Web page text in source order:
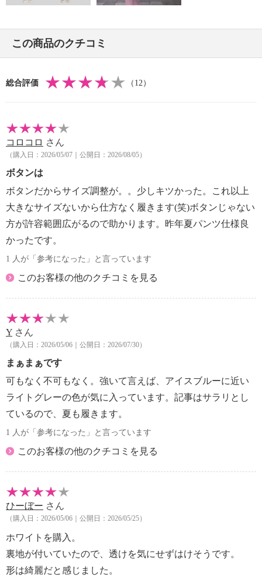
この商品のクチコミ
総合評価 （12）
コロコロ さん
（購入日：2026/05/07｜公開日：2026/08/05）
ボタンは
ボタンだからサイズ調整が。。少しキツかった。これ以上
大きなサイズないから仕方なく履きます(笑)ボタンじゃない
方が許容範囲広がるので助かります。昨年夏パンツ仕様良
かったです。
1 人が「参考になった」と言っています
このお客様の他のクチコミを見る
Y さん
（購入日：2026/05/06｜公開日：2026/07/30）
まぁまぁです
可もなく不可もなく。強いて言えば、アイスブルーに近い
ライトグレーの色が気に入っています。記事はサラリとし
ているので、夏も履きます。
1 人が「参考になった」と言っています
このお客様の他のクチコミを見る
ひーぼー さん
（購入日：2026/05/06｜公開日：2026/05/25）
ホワイトを購入。
裏地が付いていたので、透けを気にせずはけそうです。
形は綺麗だと感じました。